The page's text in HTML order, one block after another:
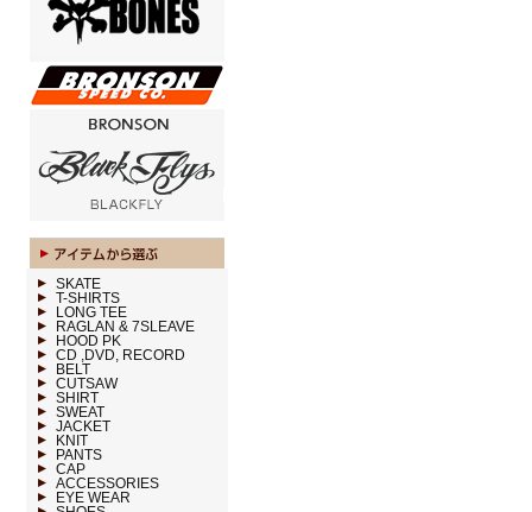
SKATE
T-SHIRTS
LONG TEE
RAGLAN & 7SLEAVE
HOOD PK
CD ,DVD, RECORD
BELT
CUTSAW
SHIRT
SWEAT
JACKET
KNIT
PANTS
CAP
ACCESSORIES
EYE WEAR